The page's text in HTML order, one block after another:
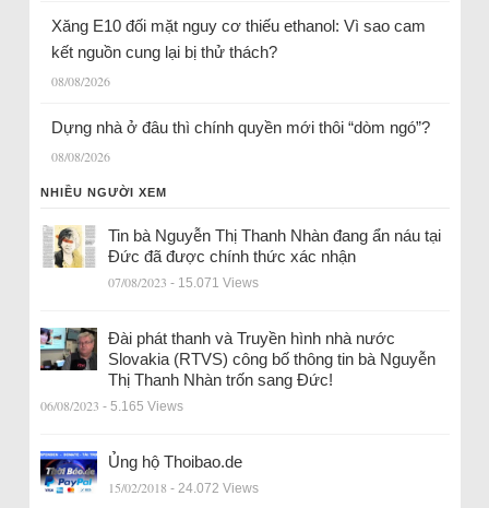
Xăng E10 đối mặt nguy cơ thiếu ethanol: Vì sao cam
kết nguồn cung lại bị thử thách?
08/08/2026
Dựng nhà ở đâu thì chính quyền mới thôi “dòm ngó”?
08/08/2026
NHIỀU NGƯỜI XEM
Tin bà Nguyễn Thị Thanh Nhàn đang ẩn náu tại
Đức đã được chính thức xác nhận
07/08/2023 - 15.071 Views
Đài phát thanh và Truyền hình nhà nước
Slovakia (RTVS) công bố thông tin bà Nguyễn
Thị Thanh Nhàn trốn sang Đức!
06/08/2023 - 5.165 Views
Ủng hộ Thoibao.de
15/02/2018 - 24.072 Views